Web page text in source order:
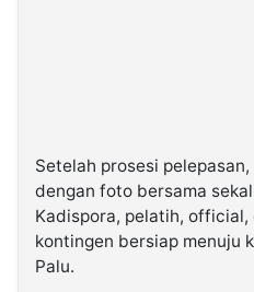
Setelah prosesi
dengan foto bersama
Kadispora, pelatih,
kontingen bersiap menuju
Palu.